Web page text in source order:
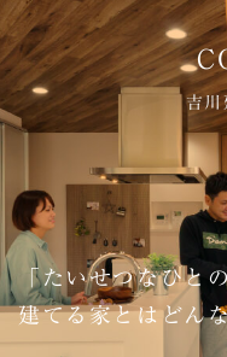
吉川
「たいせつなひと
建てる家とはどん